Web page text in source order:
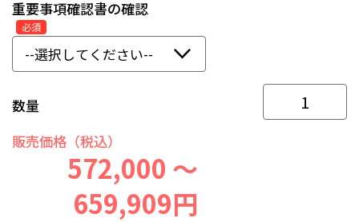
重要事項確認書の確認
必須
数量
販売価格（税込）
572,000 ～
659,909円